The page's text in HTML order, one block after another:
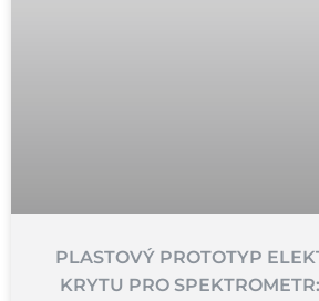
PLASTOVÝ PROTOTYP
KRYTU PRO